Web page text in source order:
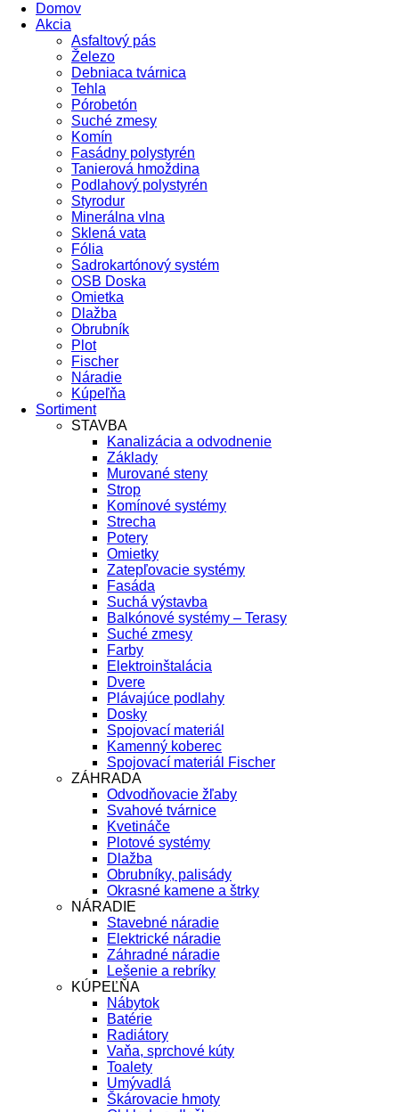
Domov
Akcia
Asfaltový pás
Železo
Debniaca tvárnica
Tehla
Pórobetón
Suché zmesy
Komín
Fasádny polystyrén
Tanierová hmoždina
Podlahový polystyrén
Styrodur
Minerálna vlna
Sklená vata
Fólia
Sadrokartónový systém
OSB Doska
Omietka
Dlažba
Obrubník
Plot
Fischer
Náradie
Kúpeľňa
Sortiment
STAVBA
Kanalizácia a odvodnenie
Základy
Murované steny
Strop
Komínové systémy
Strecha
Potery
Omietky
Zatepľovacie systémy
Fasáda
Suchá výstavba
Balkónové systémy – Terasy
Suché zmesy
Farby
Elektroinštalácia
Dvere
Plávajúce podlahy
Dosky
Spojovací materiál
Kamenný koberec
Spojovací materiál Fischer
ZÁHRADA
Odvodňovacie žľaby
Svahové tvárnice
Kvetináče
Plotové systémy
Dlažba
Obrubníky, palisády
Okrasné kamene a štrky
NÁRADIE
Stavebné náradie
Elektrické náradie
Záhradné náradie
Lešenie a rebríky
KÚPEĽŇA
Nábytok
Batérie
Radiátory
Vaňa, sprchové kúty
Toalety
Umývadlá
Škárovacie hmoty